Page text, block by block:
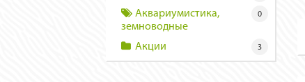
Аквариумистика,
земноводные
0
Акции 3